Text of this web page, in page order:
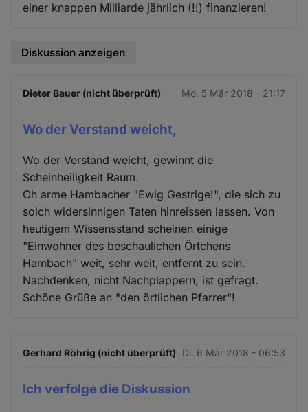
einer knappen Milliarde jährlich (!!) finanzieren!
Diskussion anzeigen
Dieter Bauer (nicht überprüft) Mo. 5 Mär 2018 - 21:17
Wo der Verstand weicht,
Wo der Verstand weicht, gewinnt die
Scheinheiligkeit Raum.
Oh arme Hambacher "Ewig Gestrige!", die sich zu
solch widersinnigen Taten hinreissen lassen. Von
heutigem Wissensstand scheinen einige
"Einwohner des beschaulichen Örtchens
Hambach" weit, sehr weit, entfernt zu sein.
Nachdenken, nicht Nachplappern, ist gefragt.
Schöne Grüße an "den örtlichen Pfarrer"!
Gerhard Röhrig (nicht überprüft) Di. 6 Mär 2018 - 06:53
Ich verfolge die Diskussion